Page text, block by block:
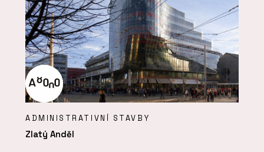
ADMINISTRATIVNÍ STAVBY
Zlatý Anděl